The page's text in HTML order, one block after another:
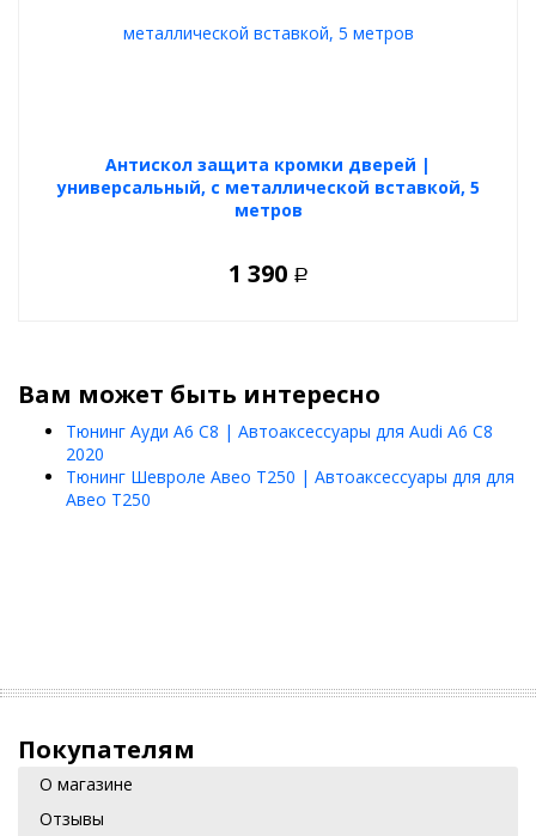
Антискол защита кромки дверей |
универсальный, с металлической вставкой, 5
метров
1 390 Р
Вам может быть интересно
Тюнинг Ауди А6 С8 | Автоаксессуары для Audi A6 C8
2020
Тюнинг Шевроле Авео Т250 | Автоаксессуары для для
Авео Т250
Покупателям
О магазине
Отзывы